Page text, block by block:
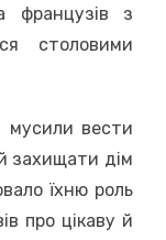
французів з
столовими
мусили вести
захищати дім
їхню роль
про цікаву й